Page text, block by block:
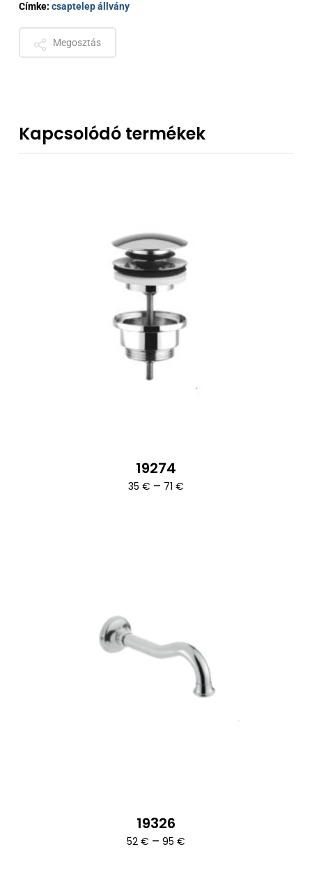
Címke: csaptelep állvány
Megosztás
Kapcsolódó termékek
19274
35 € – 71 €Ártartomány:
19326
52 € – 95 €Ártartomány: